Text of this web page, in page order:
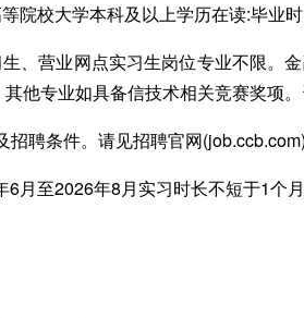
院校大学本科及以上学历在读:毕业
、营业网点实习生岗位专业不限。
他专业如具备信技术相关竞赛奖项
招聘条件。请见招聘官网
6月至2026年8月实习时长不短于1个